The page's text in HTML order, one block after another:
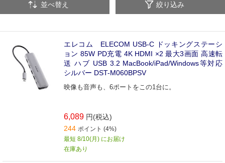
並べ替え 絞り込み
エレコム ELECOM USB-C ドッキングステーシ
ョン 85W PD充電 4K HDMI ×2 最大3画面 高速転
送 ハブ USB 3.2 MacBook/iPad/Windows等対応
シルバー DST-M060BPSV
映像も音声も、6ポートをこの1台に。
6,089 円(税込)
244 ポイント (4%)
最短 8/10(月) にお届け
在庫あり